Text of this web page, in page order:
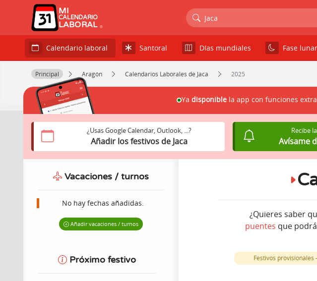
MI
CALENDARIO
LABORAL
Jaca
Calendario laboral Santoral Días mundiales Fase lunar
Principal Aragón Calendarios Laborales de Jaca 2025
¿Quieres saber
puentes que
Festivos
Vacaciones / turnos
No hay fechas añadidas.
Añadir vacaciones / turnos
Próximo festivo
¿Usas Google Calendar, Outlook, ...?
Añadir los festivos de Jaca
Recibe
Avísame
Ya disponible la app con funciones